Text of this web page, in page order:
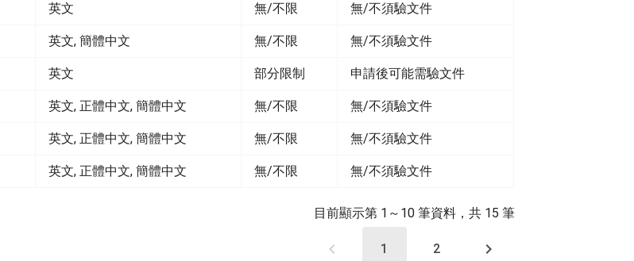
英文 無/不限 無/不須驗文件
英文, 簡體中文 無/不限 無/不須驗文件
英文 部分限制 申請後可能需驗文件
英文, 正體中文, 簡體中文 無/不限 無/不須驗文件
英文, 正體中文, 簡體中文 無/不限 無/不須驗文件
英文, 正體中文, 簡體中文 無/不限 無/不須驗文件
目前顯示第 1～10 筆資料，共 15 筆
1 2